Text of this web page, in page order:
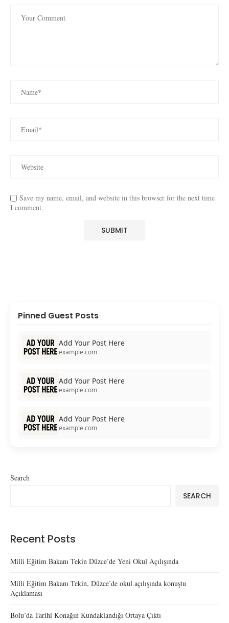
Save my name, email, and website in this browser for the next time
I comment.
Pinned Guest Posts
Add Your Post Here
example.com
Add Your Post Here
example.com
Add Your Post Here
example.com
Search
SEARCH
Recent Posts
Milli Eğitim Bakanı Tekin Düzce’de Yeni Okul Açılışında
Milli Eğitim Bakanı Tekin, Düzce’de okul açılışında konuştu
Açıklaması
Bolu’da Tarihi Konağın Kundaklandığı Ortaya Çıktı